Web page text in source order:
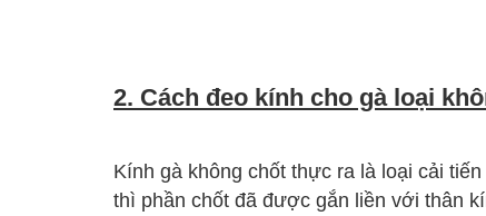
2. Cách đeo kính cho gà loại
Kính gà không chốt thực ra là loại cải
thì phần chốt đã được gắn liền với thân